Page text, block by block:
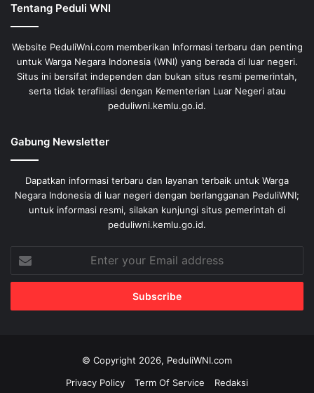
Tentang Peduli WNI
Website PeduliWni.com memberikan Informasi terbaru dan penting
untuk Warga Negara Indonesia (WNI) yang berada di luar negeri.
Situs ini bersifat independen dan bukan situs resmi pemerintah,
serta tidak terafiliasi dengan Kementerian Luar Negeri atau
peduliwni.kemlu.go.id.
Gabung Newsletter
Dapatkan informasi terbaru dan layanan terbaik untuk Warga
Negara Indonesia di luar negeri dengan berlangganan PeduliWNI;
untuk informasi resmi, silakan kunjungi situs pemerintah di
peduliwni.kemlu.go.id.
your
Email
© Copyright 2026, PeduliWNI.com
Privacy Policy
Term Of Service Redaksi